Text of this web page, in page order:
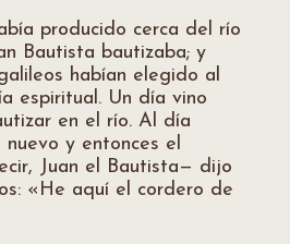
producido cerca del río
Bautista bautizaba; y
habían elegido al
espiritual. Un día vino
en el río. Al día
y entonces el
Juan el Bautista— dijo
«He aquí el cordero de